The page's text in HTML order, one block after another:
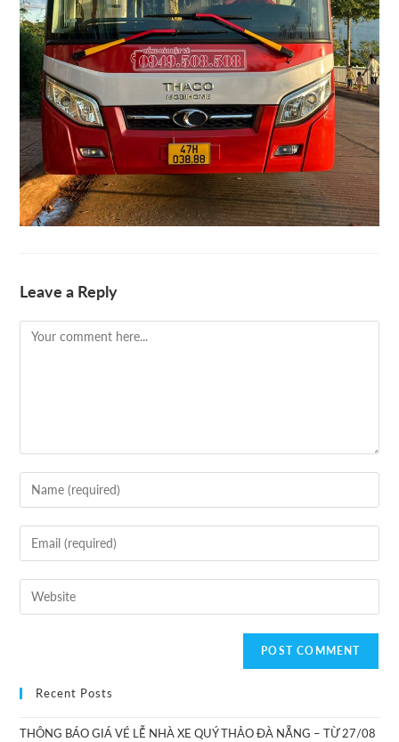
Leave a Reply
Recent Posts
THÔNG BÁO GIÁ VÉ LỄ NHÀ XE QUÝ THẢO ĐÀ NẴNG – TỪ 27/08